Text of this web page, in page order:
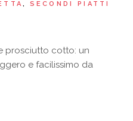
SECONDI PIATTI
prosciutto cotto: un
e facilissimo da